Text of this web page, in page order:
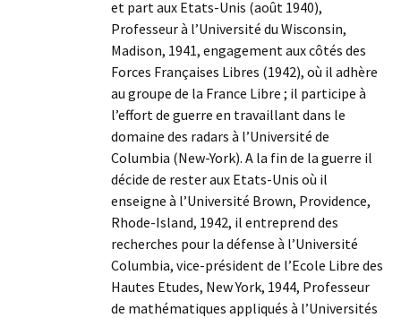
et part aux Etats-Unis (août 1940),
Professeur à l’Université du Wisconsin,
Madison, 1941, engagement aux côtés des
Forces Françaises Libres (1942), où il adhère
au groupe de la France Libre ; il participe à
l’effort de guerre en travaillant dans le
domaine des radars à l’Université de
Columbia (New-York). A la fin de la guerre il
décide de rester aux Etats-Unis où il
enseigne à l’Université Brown, Providence,
Rhode-Island, 1942, il entreprend des
recherches pour la défense à l’Université
Columbia, vice-président de l’Ecole Libre des
Hautes Etudes, New York, 1944, Professeur
de mathématiques appliqués à l’Universités